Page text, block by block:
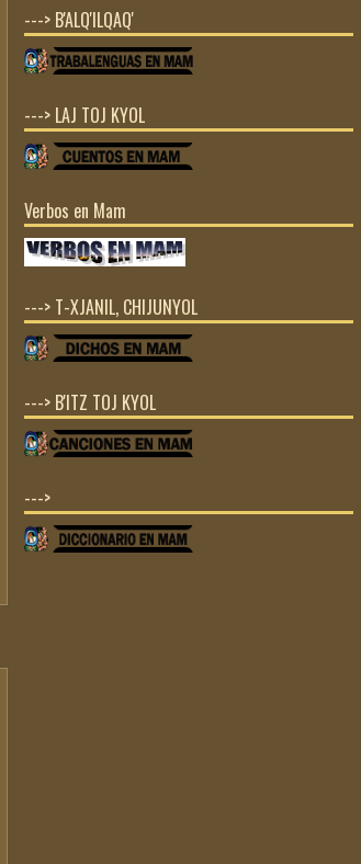
---> B'ALQ'ILQAQ'
---> LAJ TOJ KYOL
Verbos en Mam
---> T-XJANIL, CHIJUNYOL
---> B'ITZ TOJ KYOL
--->